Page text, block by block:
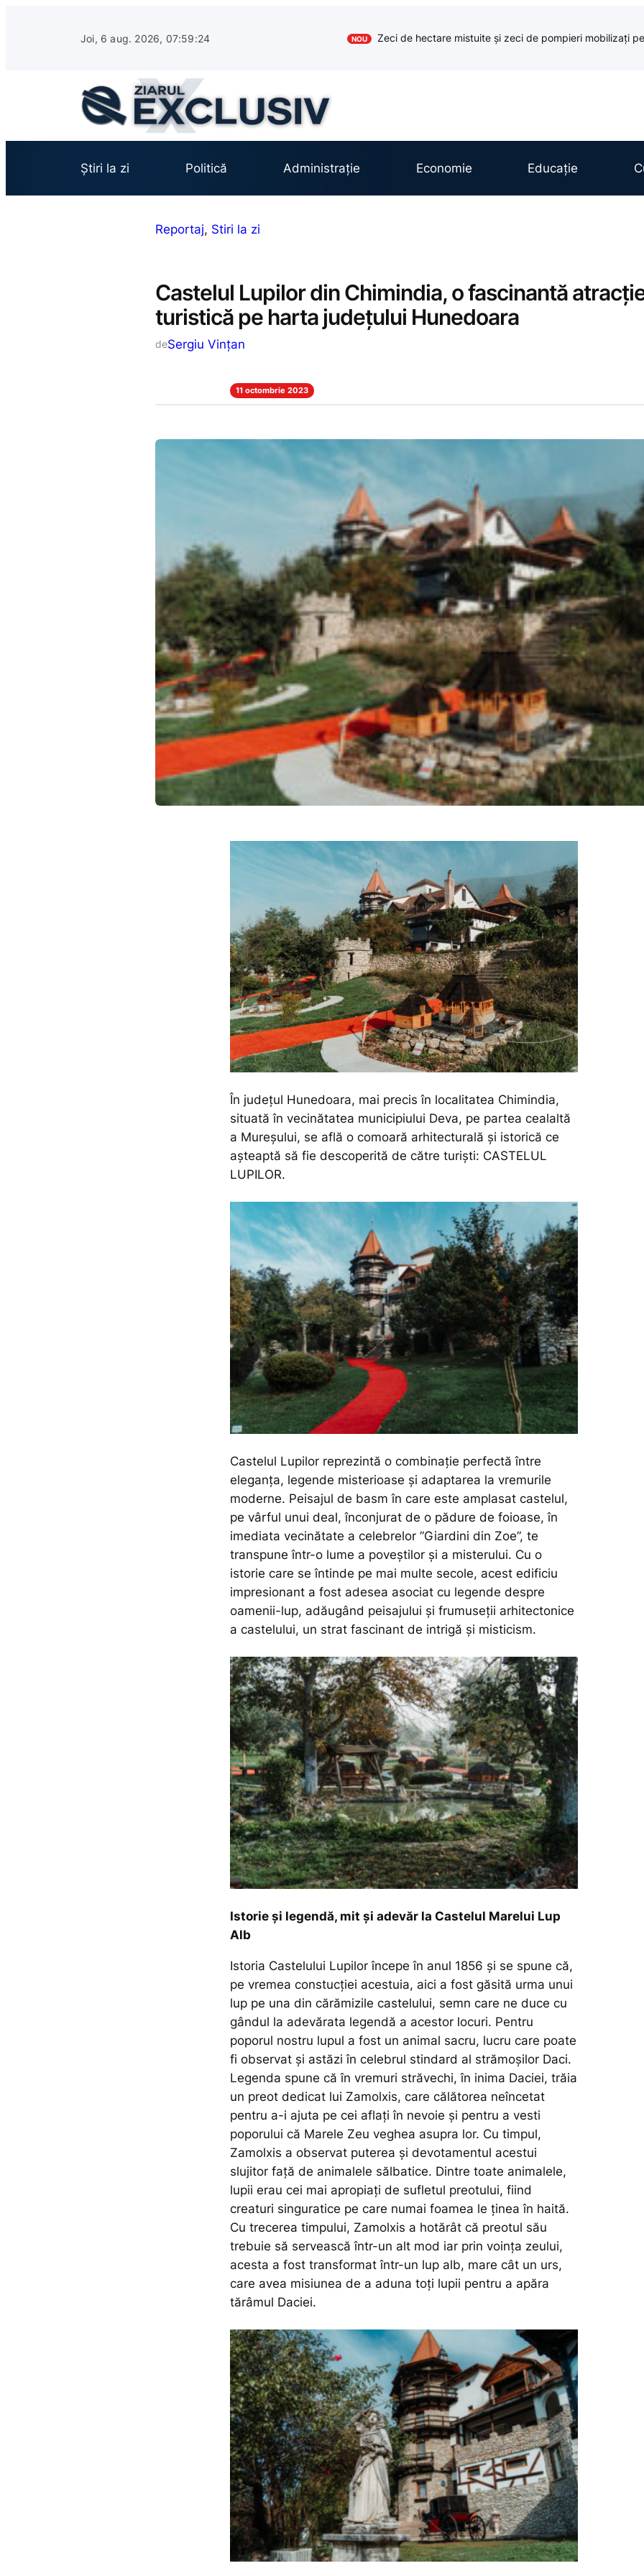
Joi, 6 aug. 2026, 07:59:26 NOU Zeci de hectare mistuite și zeci de pompieri mobilizați
Știri la zi Politică Administrație Economie Educație
Reportaj, Stiri la zi
Castelul Lupilor din Chimindia, o fascinantă
turistică pe harta județului Hunedoara
deSergiu Vințan
11 octombrie 2023
În județul Hunedoara, mai precis în localitatea Chimindia,
situată în vecinătatea municipiului Deva, pe partea cealaltă
a Mureșului, se află o comoară arhitecturală și istorică ce
așteaptă să fie descoperită de către turiști: CASTELUL
LUPILOR.
Castelul Lupilor reprezintă o combinație perfectă între
eleganța, legende misterioase și adaptarea la vremurile
moderne. Peisajul de basm în care este amplasat castelul,
pe vârful unui deal, înconjurat de o pădure de foioase, în
imediata vecinătate a celebrelor ”Giardini din Zoe”, te
transpune într-o lume a poveștilor și a misterului. Cu o
istorie care se întinde pe mai multe secole, acest edificiu
impresionant a fost adesea asociat cu legende despre
oamenii-lup, adăugând peisajului și frumuseții arhitectonice
a castelului, un strat fascinant de intrigă și misticism.
Istorie și legendă, mit și adevăr la Castelul Marelui Lup
Alb
Istoria Castelului Lupilor începe în anul 1856 și se spune că,
pe vremea constucției acestuia, aici a fost găsită urma unui
lup pe una din cărămizile castelului, semn care ne duce cu
gândul la adevărata legendă a acestor locuri. Pentru
poporul nostru lupul a fost un animal sacru, lucru care poate
fi observat și astăzi în celebrul stindard al strămoșilor Daci.
Legenda spune că în vremuri străvechi, în inima Daciei, trăia
un preot dedicat lui Zamolxis, care călătorea neîncetat
pentru a-i ajuta pe cei aflați în nevoie și pentru a vesti
poporului că Marele Zeu veghea asupra lor. Cu timpul,
Zamolxis a observat puterea și devotamentul acestui
slujitor față de animalele sălbatice. Dintre toate animalele,
lupii erau cei mai apropiați de sufletul preotului, fiind
creaturi singuratice pe care numai foamea le ținea în haită.
Cu trecerea timpului, Zamolxis a hotărât că preotul său
trebuie să servească într-un alt mod iar prin voința zeului,
acesta a fost transformat într-un lup alb, mare cât un urs,
care avea misiunea de a aduna toți lupii pentru a apăra
tărâmul Daciei.